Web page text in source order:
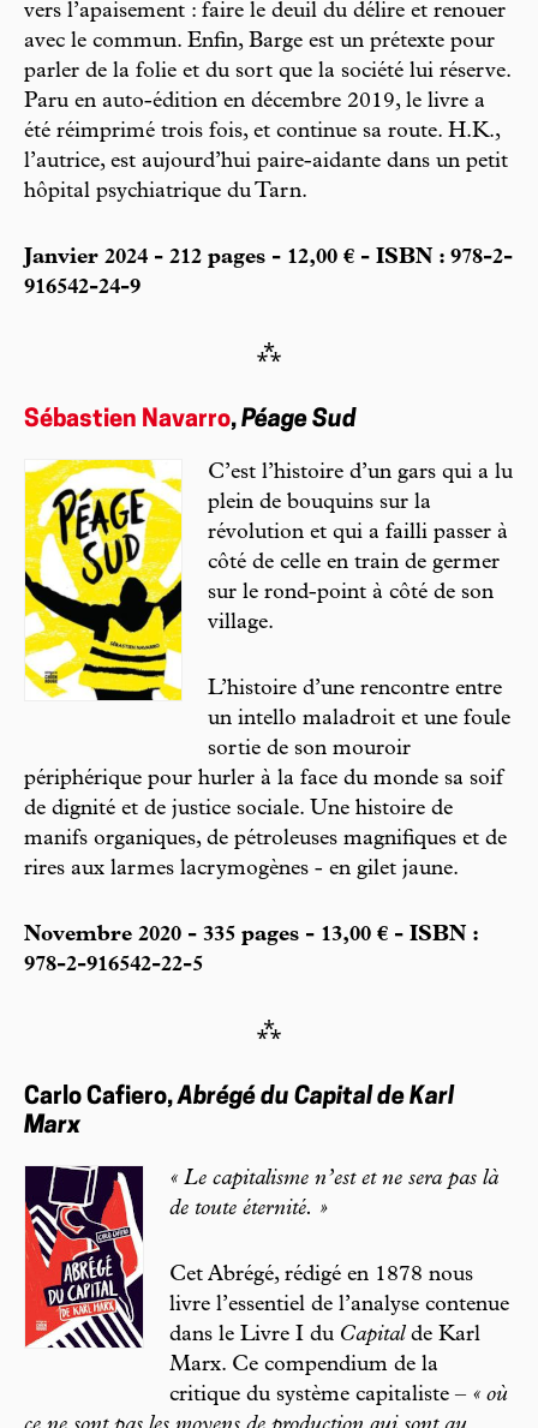
vers l’apaisement : faire le deuil du délire et renouer
avec le commun. Enfin, Barge est un prétexte pour
parler de la folie et du sort que la société lui réserve.
Paru en auto-édition en décembre 2019, le livre a
été réimprimé trois fois, et continue sa route. H.K.,
l’autrice, est aujourd’hui paire-aidante dans un petit
hôpital psychiatrique du Tarn.
Janvier 2024 - 212 pages - 12,00 € - ISBN : 978-2-
916542-24-9
⁂
Sébastien Navarro, Péage Sud
C’est l’histoire d’un gars qui a lu
plein de bouquins sur la
révolution et qui a failli passer à
côté de celle en train de germer
sur le rond-point à côté de son
village.
L’histoire d’une rencontre entre
un intello maladroit et une foule
sortie de son mouroir
périphérique pour hurler à la face du monde sa soif
de dignité et de justice sociale. Une histoire de
manifs organiques, de pétroleuses magnifiques et de
rires aux larmes lacrymogènes - en gilet jaune.
Novembre 2020 - 335 pages - 13,00 € - ISBN :
978-2-916542-22-5
⁂
Carlo Cafiero,Abrégé du Capital de Karl
Marx
« Le capitalisme n’est et ne sera pas là
de toute éternité. »
Cet Abrégé, rédigé en 1878 nous
livre l’essentiel de l’analyse contenue
dans le Livre I du Capitalde Karl
Marx. Ce compendium de la
critique du système capitaliste – « où